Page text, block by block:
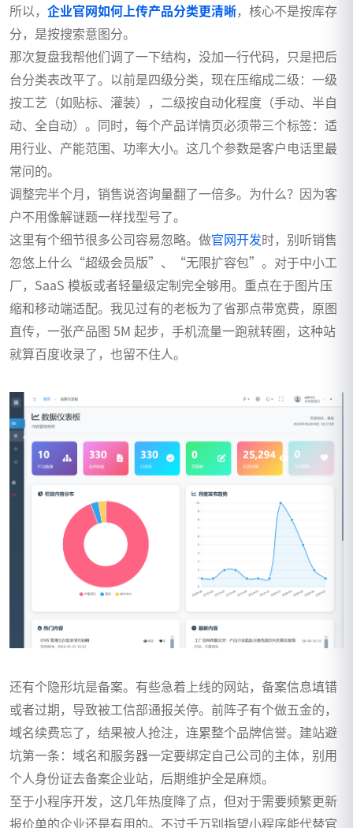
所以， 企业官网如何上传产品分类更清晰，核心不是按库存
分，是按搜索意图分。
那次复盘我帮他们调了一下结构，没加一行代码，只是把后
台分类表改平了。以前是四级分类，现在压缩成二级：一级
按工艺（如贴标、灌装），二级按自动化程度（手动、半自
动、全自动）。同时，每个产品详情页必须带三个标签：适
用行业、产能范围、功率大小。这几个参数是客户电话里最
常问的。
调整完半个月，销售说咨询量翻了一倍多。为什么？因为客
户不用像解谜题一样找型号了。
这里有个细节很多公司容易忽略。做官网开发时，别听销售
忽悠上什么“超级会员版”、“无限扩容包”。对于中小工
厂，SaaS 模板或者轻量级定制完全够用。重点在于图片压
缩和移动端适配。我见过有的老板为了省那点带宽费，原图
直传，一张产品图 5M 起步，手机流量一跑就转圈，这种站
就算百度收录了，也留不住人。
还有个隐形坑是备案。有些急着上线的网站，备案信息填错
或者过期，导致被工信部通报关停。前阵子有个做五金的，
域名续费忘了，结果被人抢注，连累整个品牌信誉。建站避
坑第一条：域名和服务器一定要绑定自己公司的主体，别用
个人身份证去备案企业站，后期维护全是麻烦。
至于小程序开发，这几年热度降了点，但对于需要频繁更新
报价单的企业还是有用的。不过千万别指望小程序能代替官